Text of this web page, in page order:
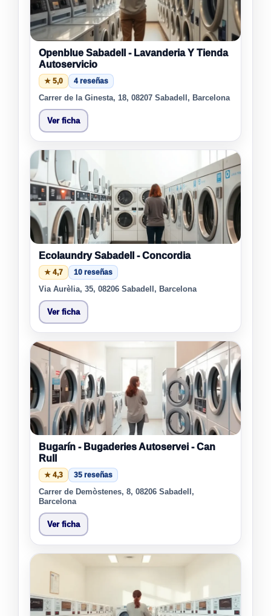
Openblue Sabadell - Lavanderia Y Tienda
Autoservicio
★ 5,0 4 reseñas
Carrer de la Ginesta, 18, 08207 Sabadell, Barcelona
Ver ficha
Ecolaundry Sabadell - Concordia
★ 4,7 10 reseñas
Via Aurèlia, 35, 08206 Sabadell, Barcelona
Ver ficha
Bugarín - Bugaderies Autoservei - Can
Rull
★ 4,3 35 reseñas
Carrer de Demòstenes, 8, 08206 Sabadell,
Barcelona
Ver ficha